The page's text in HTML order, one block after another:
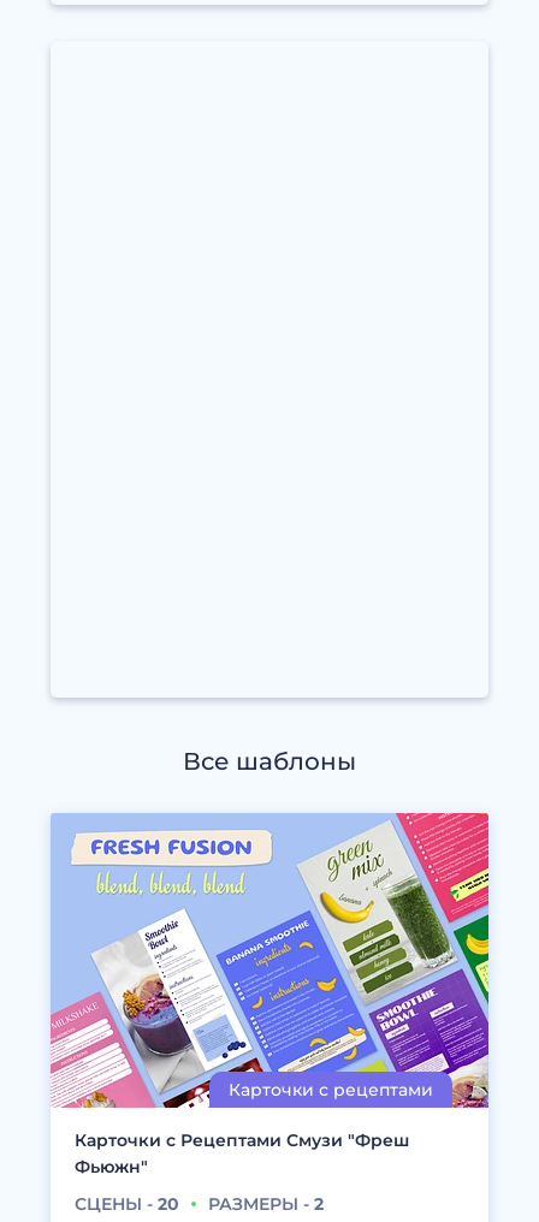
Все шаблоны
Карточки с Рецептами Смузи "Фреш
Фьюжн"
СЦЕНЫ - 20 РАЗМЕРЫ - 2